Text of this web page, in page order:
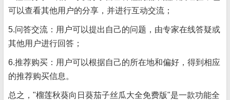
可以查看其他用户的分享，并进行互动交流；
5.问答交流：用户可以提出自己的问题，由专家在线答疑或
其他用户进行回答；
6.推荐购买：用户可以根据自己的所在地和偏好，得到相应
的推荐购买信息。
总之，"榴莲秋葵向日葵茄子丝瓜大全免费版"是一款功能全